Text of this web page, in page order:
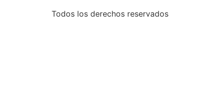
Todos los derechos reservados